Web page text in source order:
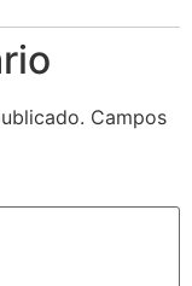
Campos